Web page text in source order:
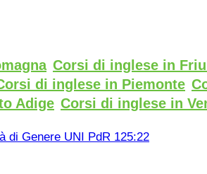
Corsi di inglese in
di inglese in Piemonte
Adige Corsi di inglese in
di Genere UNI PdR 125:22